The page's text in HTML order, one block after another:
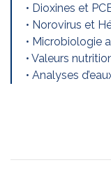
• Dioxines et
• Norovirus et
• Microbiologie
• Valeurs
• Analyses